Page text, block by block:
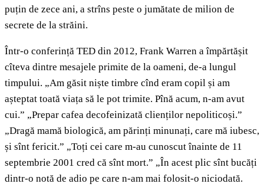
puțin de zece ani, a strîns peste o jumătate de milion de
secrete de la străini.
Într-o conferință TED din 2012, Frank Warren a împărtășit
cîteva dintre mesajele primite de la oameni, de-a lungul
timpului. „Am găsit niște timbre cînd eram copil și am
așteptat toată viața să le pot trimite. Pînă acum, n-am avut
cui.” „Prepar cafea decofeinizată clienților nepoliticoși.”
„Dragă mamă biologică, am părinți minunați, care mă iubesc,
și sînt fericit.” „Toți cei care m-au cunoscut înainte de 11
septembrie 2001 cred că sînt mort.” „În acest plic sînt bucăți
dintr-o notă de adio pe care n-am mai folosit-o niciodată.